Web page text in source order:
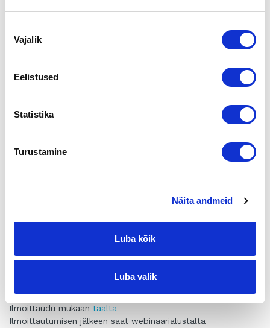
valik
Vajalik
Eelistused
Statistika
Turustamine
Näita andmeid
Luba kõik
Luba valik
vaikuttaa myös yrityskauppamarkkinoilla. Mitä yrityksen
myyjän tai yrityksen ostamisesta kiinnostuneen kannattaa juuri
omistajanvaihdoswebinaarissa.
– Paneelikeskustelussa pureudumme mm. kysymyksiin:
Miten voin valmistautua yrityskauppaan juuri nyt?
Miten yrityksen arvo määritellään? Kuka sen määrittelee?
Juha-Pekka Asuinmaa, Yritysvälittäjä – Suomen Yrityskaupat
Minna Oksa, Senior Manager – PwC
– Case-esittely: ”Miten meni omasta mielestä”
Ilmoittaudu mukaan täältä
Ilmoittautumisen jälkeen saat webinaarialustalta